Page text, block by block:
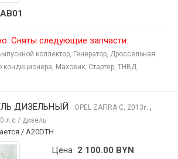
Сняты следующие запчасти:
коллектор, Генератор, Дроссельная
кондиционера, Маховик, Стартер, ТНВД
ДИЗЕЛЬНЫЙ OPEL ZAFIRA C, 2013г. ,
л.с / дизель
/ A20DTH
Цена 2 100.00 BYN